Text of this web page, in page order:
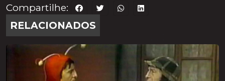
Compartilhe:
RELACIONADOS